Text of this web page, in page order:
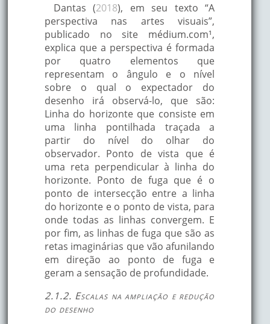
Dantas (2018), em seu texto “A
perspectiva nas artes visuais”,
publicado no site médium.com¹,
explica que a perspectiva é formada
por quatro elementos que
representam o ângulo e o nível
sobre o qual o expectador do
desenho irá observá-lo, que são:
Linha do horizonte que consiste em
uma linha pontilhada traçada a
partir do nível do olhar do
observador. Ponto de vista que é
uma reta perpendicular à linha do
horizonte. Ponto de fuga que é o
ponto de intersecção entre a linha
do horizonte e o ponto de vista, para
onde todas as linhas convergem. E
por fim, as linhas de fuga que são as
retas imaginárias que vão afunilando
em direção ao ponto de fuga e
geram a sensação de profundidade.
2.1.2. Escalas na ampliação e redução
do desenho